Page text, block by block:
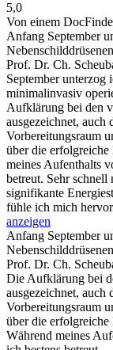
5,0
Von einem
Anfang September
Prof. Dr. Ch.
September unterzog
minimalinvasiv
Aufklärung bei den
ausgezeichnet,
Vorbereitungsraum
über die
meines Aufenthalts
betreut. Sehr
signifikante
fühle ich mich
anzeigen
Anfang September
Prof. Dr. Ch.
Die Aufklärung bei
ausgezeichnet,
Vorbereitungsraum
über die
Während meines